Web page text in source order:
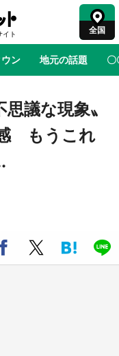
全国
ン 地元の話題 〇
りがとう 物語がはじ
木県を征服！？ 県
が生産されてます
10／26】
議な現象〟
もうこれ